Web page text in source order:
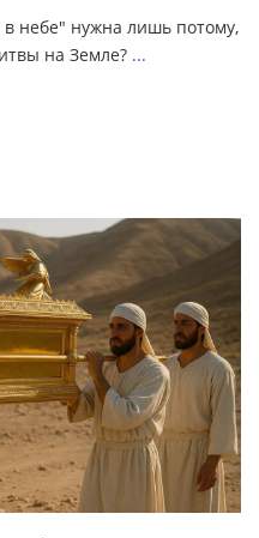
небе" нужна лишь потому,
на Земле? ...